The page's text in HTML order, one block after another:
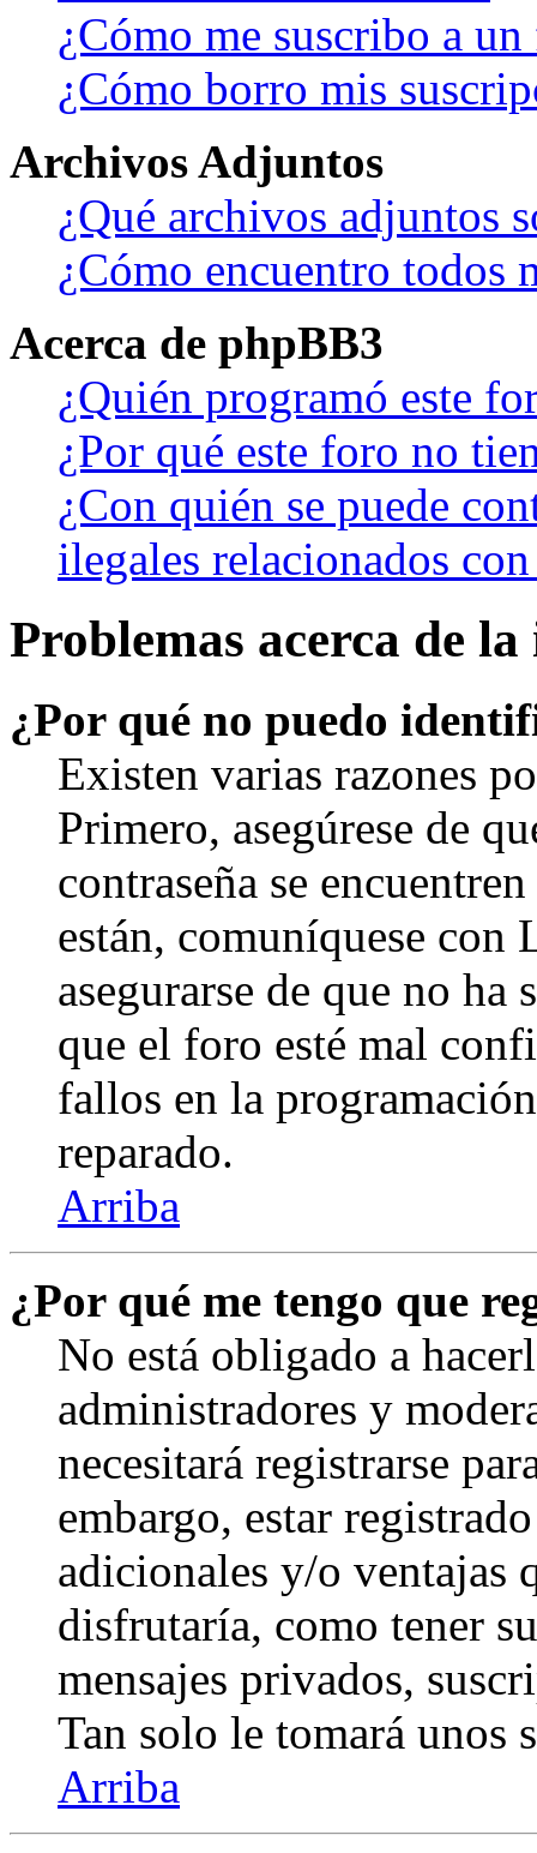
¿Cómo me suscribo a
¿Cómo borro mis
Archivos Adjuntos
¿Qué archivos adjuntos
¿Cómo encuentro todos
Acerca de phpBB3
¿Quién programó este
¿Por qué este foro no
¿Con quién se puede
ilegales relacionados
Problemas acerca de
¿Por qué no puedo
Existen varias razones
Primero, asegúrese de
contraseña se
están, comuníquese
asegurarse de que no
que el foro esté mal
fallos en la
reparado.
Arriba
¿Por qué me tengo que
No está obligado a
administradores y
necesitará registrarse
embargo, estar
adicionales y/o ventajas
disfrutaría, como tener
mensajes privados,
Tan solo le tomará unos
Arriba